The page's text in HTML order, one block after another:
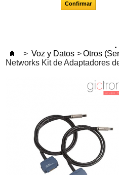
Confirmar
> Voz y Datos > Otros
Networks Kit de Adaptadores